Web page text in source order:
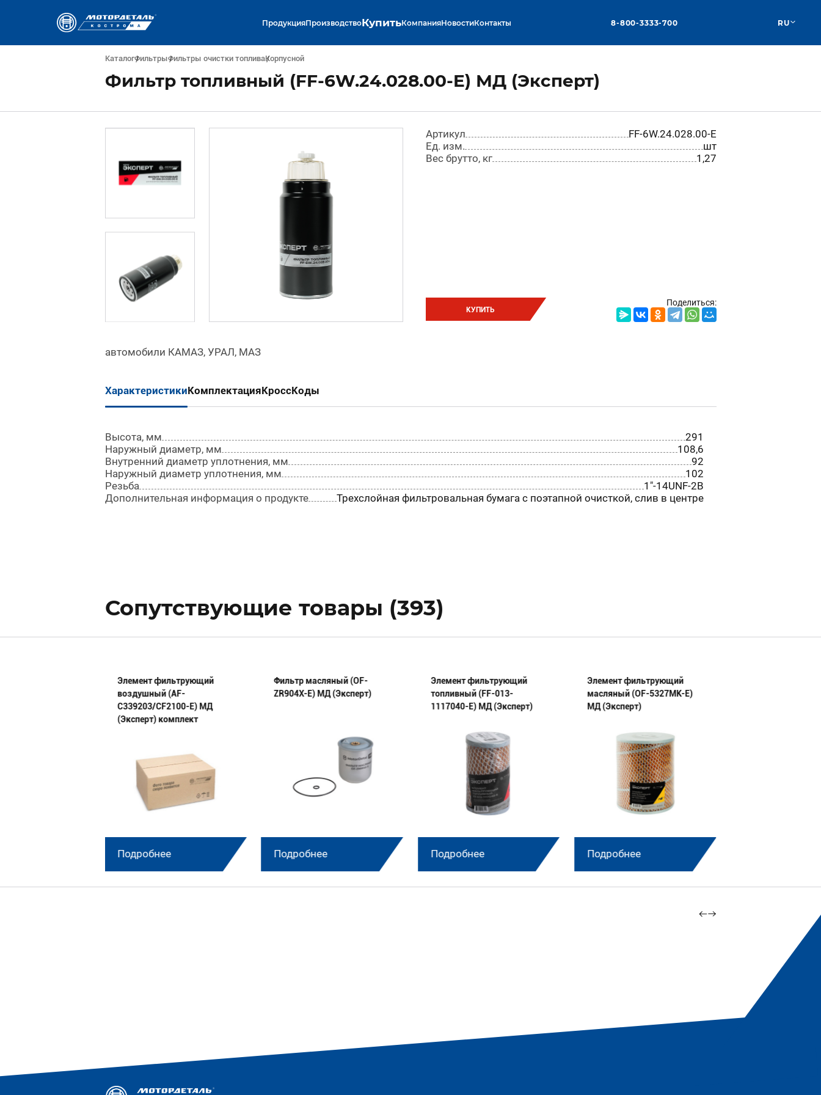
ПродукцияПроизводствоКупитьКомпанияНовостиКонтакты 8-800-3333-700 RU
КаталогФильтрыФильтры очистки топливаКорпусной
Фильтр топливный (FF-6W.24.028.00-E) МД (Эксперт)
Артикул
FF-6W.24.028.00-E
Ед. изм.
шт
Вес брутто, кг
1,27
КУПИТЬ
Поделиться:
автомобили КАМАЗ, УРАЛ, МАЗ
ХарактеристикиКомплектацияКроссКоды
Высота, мм
291
Наружный диаметр, мм
108,6
Внутренний диаметр уплотнения, мм
92
Наружный диаметр уплотнения, мм
102
Резьба
1"-14UNF-2B
Дополнительная информация о продукте
Трехслойная фильтровальная бумага с поэтапной очисткой, слив в центре
Сопутствующие товары (393)
Элемент фильтрующий
воздушный (AF-
C339203/CF2100-E) МД
(Эксперт) комплект
Подробнее
Фильтр масляный (OF-
ZR904X-E) МД (Эксперт)
Подробнее
Элемент фильтрующий
топливный (FF-013-
1117040-E) МД (Эксперт)
Подробнее
Элемент фильтрующий
масляный (OF-5327МК-E)
МД (Эксперт)
Подробнее